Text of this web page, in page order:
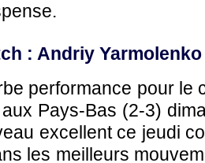
: Andriy Yarmolenko
performance pour le
Pays-Bas (2-3)
excellent ce jeudi
les meilleurs